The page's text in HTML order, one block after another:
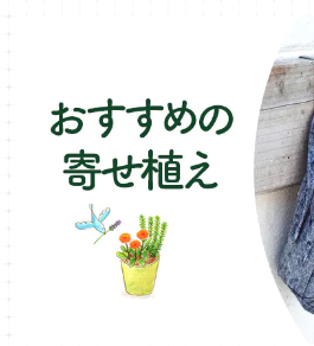
ラベンダー・ハーブ苗
ローズマリー・ハーブ苗
ガーデンベジタ・イタリア野菜